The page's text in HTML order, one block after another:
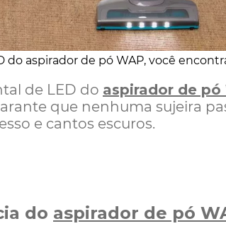
do aspirador de pó WAP, você
de LED do aspirador de pó
que nenhuma sujeira
e cantos escuros.
do aspirador de pó